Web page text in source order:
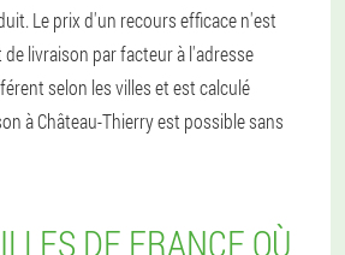
Le prix d'un recours efficace n'est
livraison par facteur à l'adresse
selon les villes et est calculé
à Château-Thierry est possible sans
DE FRANCE OÙ